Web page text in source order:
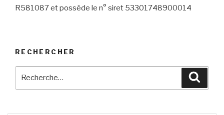
R581087 et possède le n° siret 53301748900014
RECHERCHER